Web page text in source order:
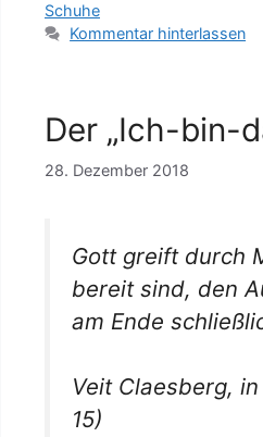
Schuhe
Kommentar hinterlassen
Der „Ich-bin-
28. Dezember 2018
Gott greift durch
bereit sind, den
am Ende
Veit Claesberg,
15)